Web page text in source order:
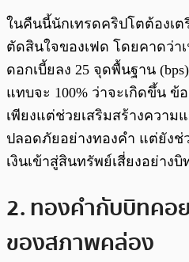
ในคืนนี้นักเทรดคริปโตต้องเ
ตัดสินใจของเฟด โดยคาดว่า
ดอกเบี้ยลง 25 จุดพื้นฐาน
แทบจะ 100% ว่าจะเกิดขึ้น ข้
เพียงแต่ช่วยเสริมสร้างความ
ปลอดภัยอย่างทองคำ แต่ยังช่
เงินเข้าสู่สินทรัพย์เสี่ยงอย่าง
2. ทองคำกับบิทคอ
ของสภาพคล่อง